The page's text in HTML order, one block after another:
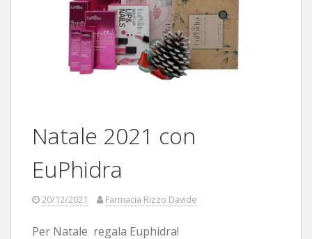
Natale 2021 con
EuPhidra
20/12/2021 Farmacia Rizzo Davide
Per Natale regala Euphidra!